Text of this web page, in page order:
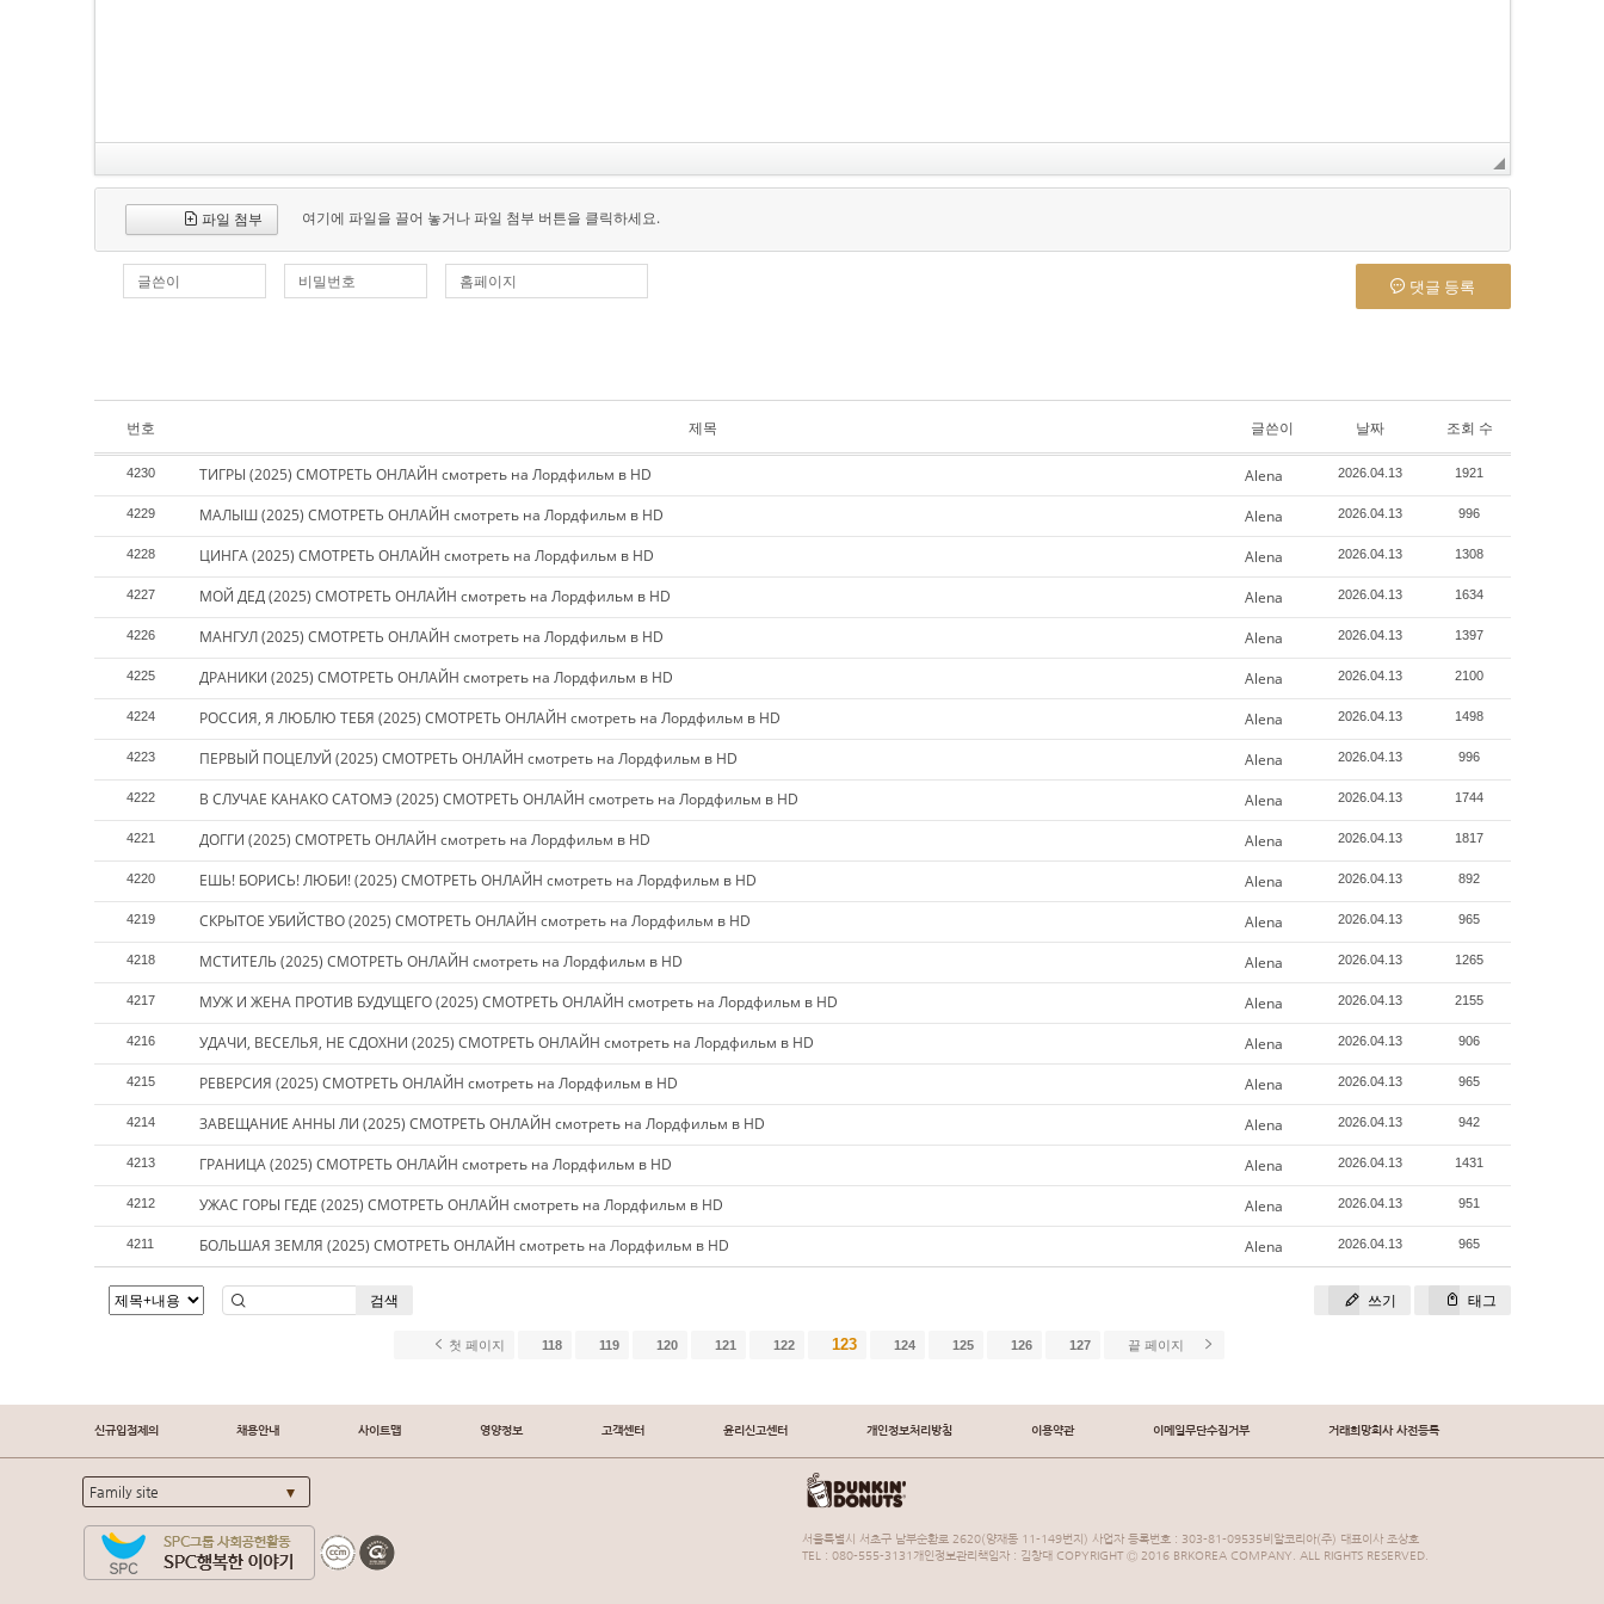
파일 첨부 여기에 파일을 끌어 놓거나 파일 첨부 버튼을 클릭하세요.
글쓴이 비밀번호 홈페이지 댓글 등록
번호 제목 글쓴이 날짜 조회 수
4230 ТИГРЫ (2025) СМОТРЕТЬ ОНЛАЙН смотреть на Лордфильм в HD Alena 2026.04.13 1921
4229 МАЛЫШ (2025) СМОТРЕТЬ ОНЛАЙН смотреть на Лордфильм в HD Alena 2026.04.13 996
4228 ЦИНГА (2025) СМОТРЕТЬ ОНЛАЙН смотреть на Лордфильм в HD Alena 2026.04.13 1308
4227 МОЙ ДЕД (2025) СМОТРЕТЬ ОНЛАЙН смотреть на Лордфильм в HD Alena 2026.04.13 1634
4226 МАНГУЛ (2025) СМОТРЕТЬ ОНЛАЙН смотреть на Лордфильм в HD Alena 2026.04.13 1397
4225 ДРАНИКИ (2025) СМОТРЕТЬ ОНЛАЙН смотреть на Лордфильм в HD Alena 2026.04.13 2100
4224 РОССИЯ, Я ЛЮБЛЮ ТЕБЯ (2025) СМОТРЕТЬ ОНЛАЙН смотреть на Лордфильм в HD Alena 2026.04.13 1498
4223 ПЕРВЫЙ ПОЦЕЛУЙ (2025) СМОТРЕТЬ ОНЛАЙН смотреть на Лордфильм в HD Alena 2026.04.13 996
4222 В СЛУЧАЕ КАНАКО САТОМЭ (2025) СМОТРЕТЬ ОНЛАЙН смотреть на Лордфильм в HD Alena 2026.04.13 1744
4221 ДОГГИ (2025) СМОТРЕТЬ ОНЛАЙН смотреть на Лордфильм в HD Alena 2026.04.13 1817
4220 ЕШЬ! БОРИСЬ! ЛЮБИ! (2025) СМОТРЕТЬ ОНЛАЙН смотреть на Лордфильм в HD Alena 2026.04.13 892
4219 СКРЫТОЕ УБИЙСТВО (2025) СМОТРЕТЬ ОНЛАЙН смотреть на Лордфильм в HD Alena 2026.04.13 965
4218 МСТИТЕЛЬ (2025) СМОТРЕТЬ ОНЛАЙН смотреть на Лордфильм в HD Alena 2026.04.13 1265
4217 МУЖ И ЖЕНА ПРОТИВ БУДУЩЕГО (2025) СМОТРЕТЬ ОНЛАЙН смотреть на Лордфильм в HD Alena 2026.04.13 2155
4216 УДАЧИ, ВЕСЕЛЬЯ, НЕ СДОХНИ (2025) СМОТРЕТЬ ОНЛАЙН смотреть на Лордфильм в HD Alena 2026.04.13 906
4215 РЕВЕРСИЯ (2025) СМОТРЕТЬ ОНЛАЙН смотреть на Лордфильм в HD Alena 2026.04.13 965
4214 ЗАВЕЩАНИЕ АННЫ ЛИ (2025) СМОТРЕТЬ ОНЛАЙН смотреть на Лордфильм в HD Alena 2026.04.13 942
4213 ГРАНИЦА (2025) СМОТРЕТЬ ОНЛАЙН смотреть на Лордфильм в HD Alena 2026.04.13 1431
4212 УЖАС ГОРЫ ГЕДЕ (2025) СМОТРЕТЬ ОНЛАЙН смотреть на Лордфильм в HD Alena 2026.04.13 951
4211 БОЛЬШАЯ ЗЕМЛЯ (2025) СМОТРЕТЬ ОНЛАЙН смотреть на Лордфильм в HD Alena 2026.04.13 965
쓰기 태그
검색
첫 페이지 118 119 120 121 122 123 124 125 126 127 끝 페이지
신규입점제의 채용안내 사이트맵 영양정보 고객센터 윤리신고센터 개인정보처리방침 이용약관 이메일무단수집거부 거래희망회사 사전등록
Family site
서울특별시 서초구 남부순환로 2620(양재동 11-149번지) 사업자 등록번호 : 303-81-09535비알코리아(주) 대표이사 조상호
TEL : 080-555-3131개인정보관리책임자 : 김창대 COPYRIGHT Ⓒ 2016 BRKOREA COMPANY. ALL RIGHTS RESERVED.